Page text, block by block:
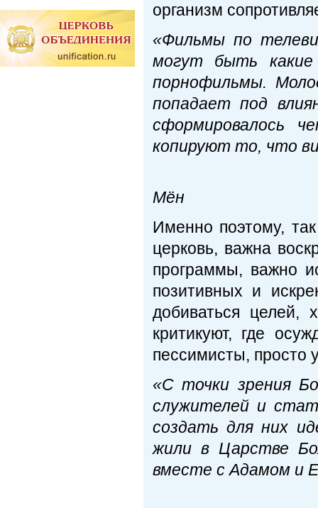
организм
«Фильмы по
могут быть
порнофильмы.
попадает под
сформировалось
копируют то, что
Мён
Именно поэтому,
церковь, важна
программы, важно
позитивных и
добиваться целей,
критикуют, где
пессимисты, просто
«С точки зрения
служителей и
создать для них
жили в Царстве
вместе с Адамом и